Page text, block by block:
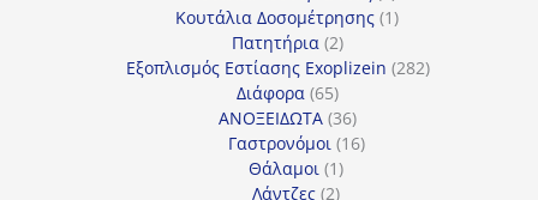
προϊόντα
Κουτάλια Δοσομέτρησης 11
Πατητήρια 22
προϊόντα
Εξοπλισμός Εστίασης Exoplizein 282282
Διάφορα 6565
προϊόντα
ΑΝΟΞΕΙΔΩΤΑ 3636
προϊόντα
Γαστρονόμοι 1616
Θάλαμοι 11
προϊόν
Λάντζες 22